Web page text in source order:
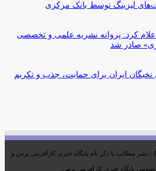
لیزینگ توسط بانک مرکزی
کرد: پروانه نشریه علمی و تخصصی
صادر شد
نخبگان ایران برای حمایت، جذب و تکریم
All Rights Reserved, © Copyright 2024 | نشر مطالب با ذکر نام پایگاه خبری کارآفرینی پرس و
پایگاه خبری کارآفرینی پرس: